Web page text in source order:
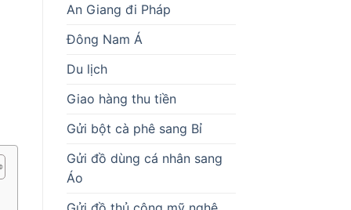
An Giang đi Pháp
Đông Nam Á
Du lịch
Giao hàng thu tiền
Gửi bột cà phê sang Bỉ
Gửi đồ dùng cá nhân sang
Áo